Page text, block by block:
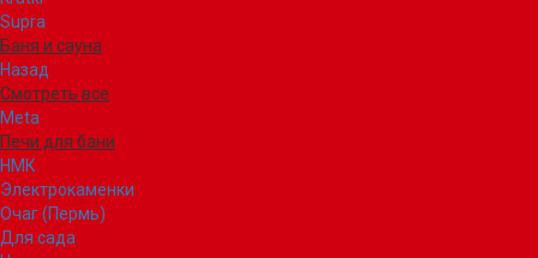
Supra
Баня и сауна
Назад
Смотреть все
Meta
Печи для бани
НМК
Электрокаменки
Очаг (Пермь)
Для сада